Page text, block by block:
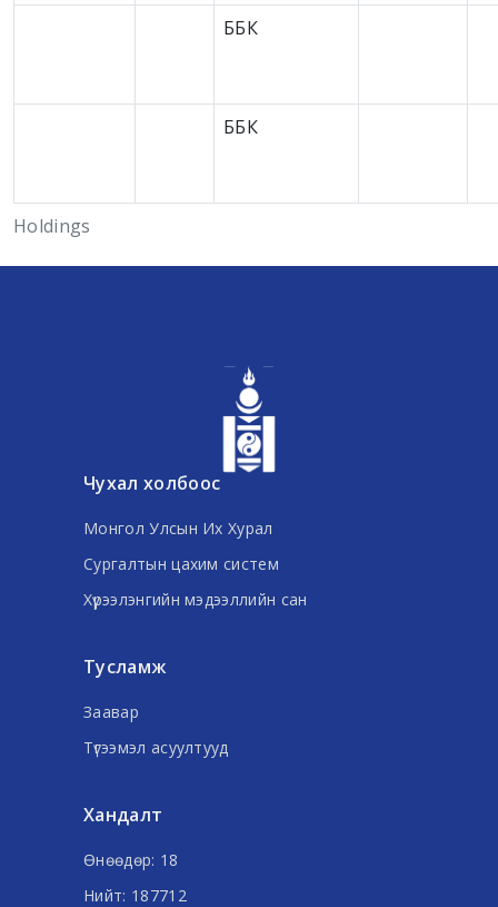
Holdings
ББК
ББК
Чухал холбоос
Монгол Улсын Их Хурал
Сургалтын цахим систем
Хүрээлэнгийн мэдээллийн сан
Тусламж
Заавар
Түгээмэл асуултууд
Хандалт
Өнөөдөр: 18
Нийт: 187712